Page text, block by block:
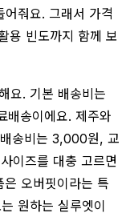
줘요. 그래서 가격
용 빈도까지 함께 보
요. 기본 배송비는
송이에요. 제주와
송비는 3,000원, 교
이즈를 대충 고르면
오버핏이라는 특
원하는 실루엣이